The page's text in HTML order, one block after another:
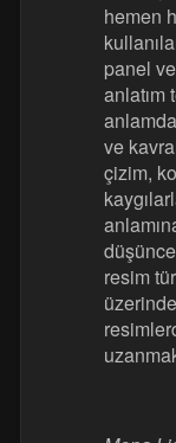
hemen
panel
anlatım
ve
çizim,
resim